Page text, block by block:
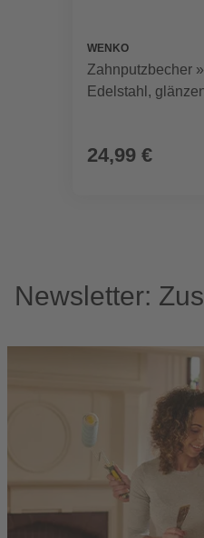
WENKO
Zahnputzbecher
Edelstahl,
24,99 €
Newsletter: